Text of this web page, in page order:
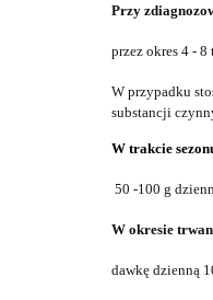
Przy
przez okres 4 -
W przypadku
substancji
W trakcie
50 -100 g
W okresie
dawkę dzienną